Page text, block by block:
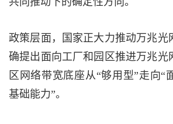
政策层面，国家正大力推动万兆光
确提出面向工厂和园区推进万兆光
区网络带宽底座从“够用型”走向“
基础能力”。